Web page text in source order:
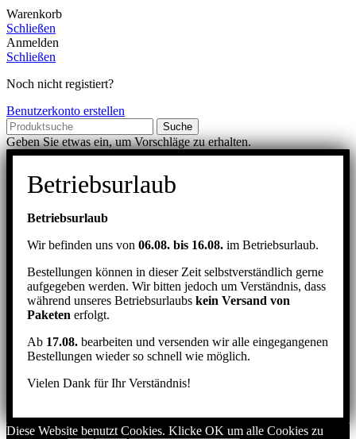
Warenkorb
Schließen
Anmelden
Schließen
Noch nicht registiert?
Benutzerkonto erstellen
Suche
Geben Sie etwas ein, um Vorschläge zu erhalten.
Betriebsurlaub
Betriebsurlaub
Wir befinden uns von 06.08. bis 16.08. im Betriebsurlaub.
Bestellungen können in dieser Zeit selbstverständlich gerne
aufgegeben werden. Wir bitten jedoch um Verständnis, dass
während unseres Betriebsurlaubs kein Versand von
Paketen erfolgt.
Ab 17.08. bearbeiten und versenden wir alle eingegangenen
Bestellungen wieder so schnell wie möglich.
Vielen Dank für Ihr Verständnis!
Diese Website benutzt Cookies. Klicke OK um alle Cookies zu